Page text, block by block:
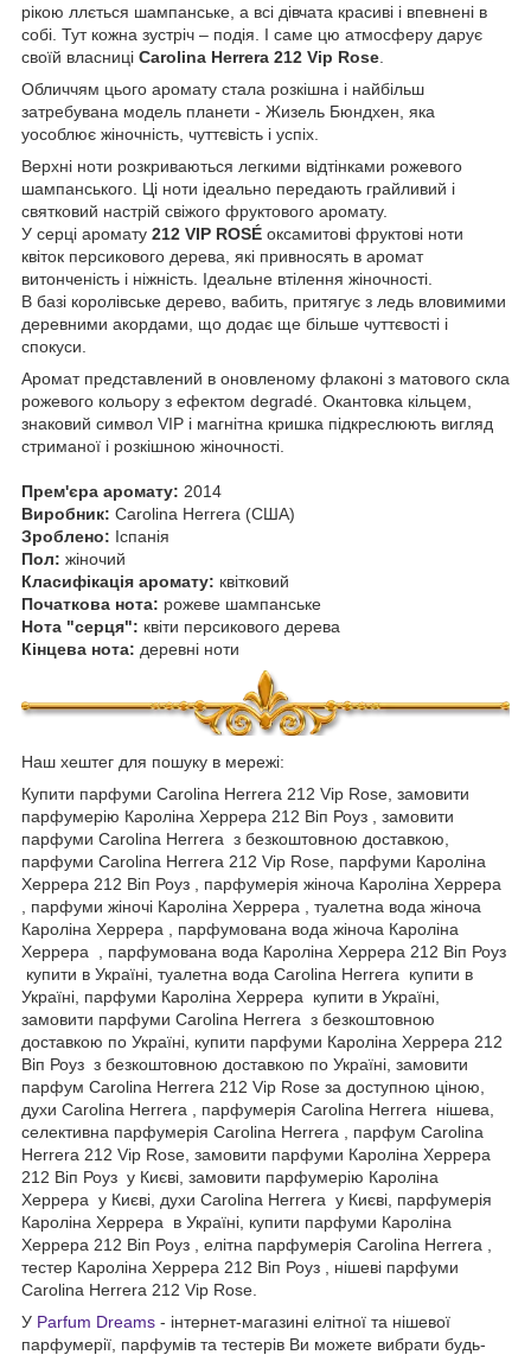
рікою ллється шампанське, а всі дівчата красиві і впевнені в
собі. Тут кожна зустріч – подія. І саме цю атмосферу дарує
своїй власниці Carolina Herrera 212 Vip Rose
Обличчям цього аромату стала розкішна і найбільш
затребувана модель планети - Жизель Бюндхен, яка
уособлює жіночність, чуттєвість і успіх.
Верхні ноти розкриваються легкими відтінками рожевого
шампанського. Ці ноти ідеально передають грайливий і
святковий настрій свіжого фруктового аромату.
У серці аромату 212 VIP ROSÉ оксамитові фруктові ноти
квіток персикового дерева, які привносять в аромат
витонченість і ніжність. Ідеальне втілення жіночності.
В базі королівське дерево, вабить, притягує з ледь вловимими
деревними акордами, що додає ще більше чуттєвості і
спокуси.
Аромат представлений в оновленому флаконі з матового скла
рожевого кольору з ефектом degradé. Окантовка кільцем,
знаковий символ VIP і магнітна кришка підкреслюють вигляд
стриманої і розкішною жіночності.
Прем'єра аромату: 2014
Виробник: Carolina Herrera (США)
Зроблено: Іспанія
Пол: жіночий
Класифікація аромату: квітковий
Початкова нота: рожеве шампанське
Нота "серця": квіти персикового дерева
Кінцева нота: деревні ноти
Наш хештег для пошуку в мережі:
Купити парфуми Carolina Herrera 212 Vip Rose, замовити
парфумерію Кароліна Херрера 212 Віп Роуз , замовити
парфуми Carolina Herrera з безкоштовною доставкою,
парфуми Carolina Herrera 212 Vip Rose, парфуми Кароліна
Херрера 212 Віп Роуз , парфумерія жіноча Кароліна Херрера
, парфуми жіночі Кароліна Херрера , туалетна вода жіноча
Кароліна Херрера , парфумована вода жіноча Кароліна
Херрера , парфумована вода Кароліна Херрера 212 Віп Роуз
купити в Україні, туалетна вода Carolina Herrera купити в
Україні, парфуми Кароліна Херрера купити в Україні,
замовити парфуми Carolina Herrera з безкоштовною
доставкою по Україні, купити парфуми Кароліна Херрера 212
Віп Роуз з безкоштовною доставкою по Україні, замовити
парфум Carolina Herrera 212 Vip Rose за доступною ціною,
духи Carolina Herrera , парфумерія Carolina Herrera нішева,
селективна парфумерія Carolina Herrera , парфум Carolina
Herrera 212 Vip Rose, замовити парфуми Кароліна Херрера
212 Віп Роуз у Києві, замовити парфумерію Кароліна
Херрера у Києві, духи Carolina Herrera у Києві, парфумерія
Кароліна Херрера в Україні, купити парфуми Кароліна
Херрера 212 Віп Роуз , елітна парфумерія Carolina Herrera ,
тестер Кароліна Херрера 212 Віп Роуз , нішеві парфуми
Carolina Herrera 212 Vip Rose.
У Parfum Dreams - інтернет-магазині елітної та нішевої
парфумерії, парфумів та тестерів Ви можете вибрати будь-